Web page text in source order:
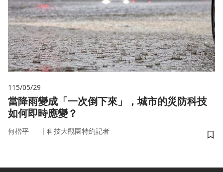
115/05/29
當降雨變成「一次倒下來」，城市的災防科技
如何即時應變？
何楷平 ｜ 科技大觀園特約記者
儲